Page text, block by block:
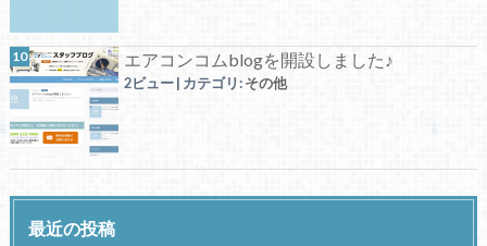
エアコンコムblogを開設しました♪
2ビュー| カテゴリ:その他
最近の投稿